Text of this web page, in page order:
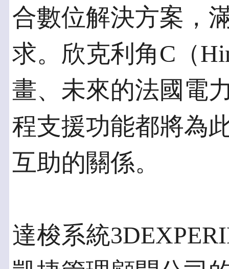
合數位解決方案，
求。欣克利角C（
畫、未來的法國電
程支援功能都將為
互助的關係。
達梭系統